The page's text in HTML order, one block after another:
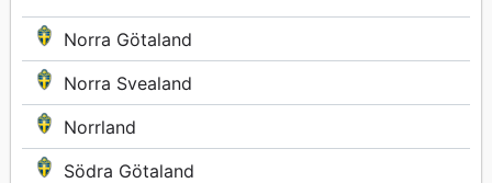
Norra Götaland
Norra Svealand
Norrland
Södra Götaland